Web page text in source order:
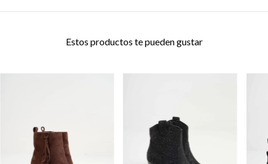
Estos productos te pueden gustar